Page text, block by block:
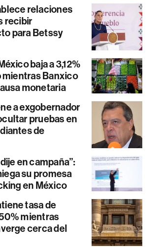
relaciones
recibir
para Betssy
baja a 3,12%
mientras Banxico
monetaria
a exgobernador
pruebas en
de
en campaña”:
su promesa
en México
tasa de
mientras
cerca del